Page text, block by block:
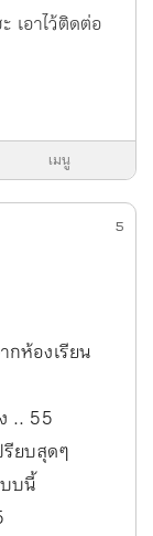
เอาไว้ติดต่อ
เมนู
5
กห้องเรียน
.. 55
รียบสุดๆ
บนี้